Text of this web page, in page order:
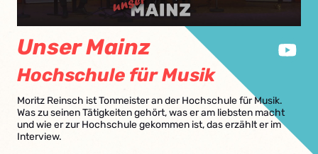
Unser Mainz
Hochschule für Musik
Moritz Reinsch ist Tonmeister an der Hochschule für Musik.
Was zu seinen Tätigkeiten gehört, was er am liebsten macht
und wie er zur Hochschule gekommen ist, das erzählt er im
Interview.